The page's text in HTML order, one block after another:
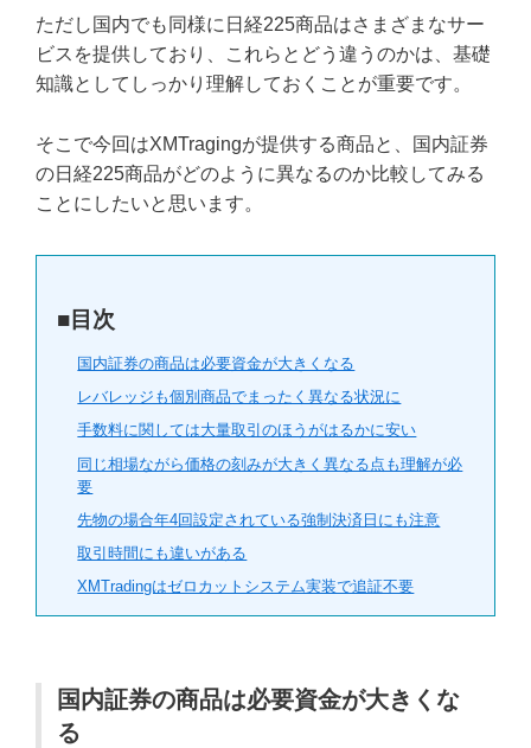
ただし国内でも同様に日経225商品はさまざまなサー
ビスを提供しており、これらとどう違うのかは、基礎
知識としてしっかり理解しておくことが重要です。
そこで今回はXMTragingが提供する商品と、国内証券
の日経225商品がどのように異なるのか比較してみる
ことにしたいと思います。
■目次
国内証券の商品は必要資金が大きくなる
レバレッジも個別商品でまったく異なる状況に
手数料に関しては大量取引のほうがはるかに安い
同じ相場ながら価格の刻みが大きく異なる点も理解が必
要
先物の場合年4回設定されている強制決済日にも注意
取引時間にも違いがある
XMTradingはゼロカットシステム実装で追証不要
国内証券の商品は必要資金が大きくな
る